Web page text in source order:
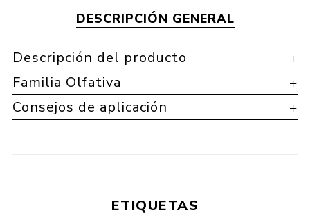
DESCRIPCIÓN GENERAL
Descripción del producto
Familia Olfativa
Consejos de aplicación
ETIQUETAS